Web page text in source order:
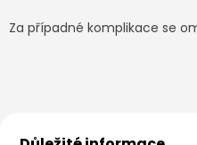
Za případné komplikace se